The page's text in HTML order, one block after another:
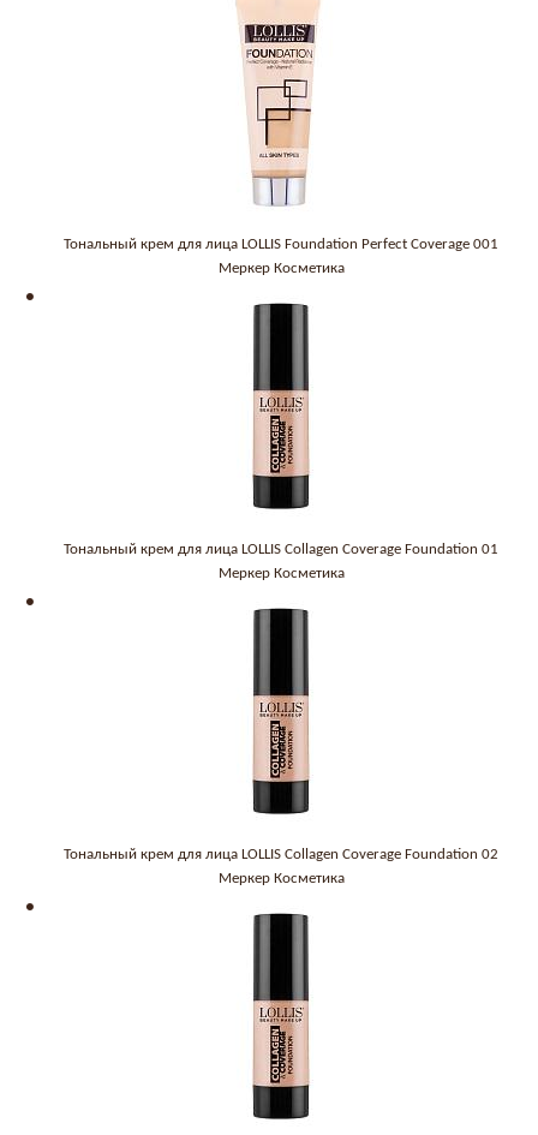
Тональный крем для лица LOLLIS Foundation Perfect Coverage 001
Меркер Косметика
Тональный крем для лица LOLLIS Collagen Coverage Foundation 01
Меркер Косметика
Тональный крем для лица LOLLIS Collagen Coverage Foundation 02
Меркер Косметика